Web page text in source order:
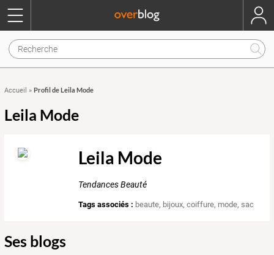
Accueil » Profil de Leila Mode
Leila Mode
Leila Mode
Tendances Beauté
Tags associés : beaute, bijoux,coiffure, mode,sac
Ses blogs